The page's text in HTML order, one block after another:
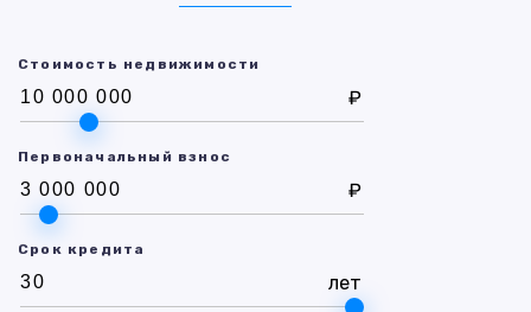
Стоимость недвижимости
₽
Первоначальный взнос
₽
Срок кредита
лет